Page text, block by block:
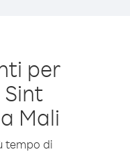
per
Mali
tempo di